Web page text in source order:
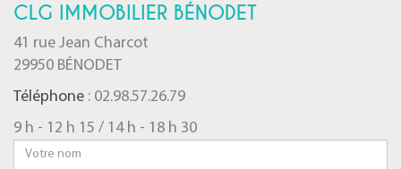
CLG IMMOBILIER BÉNODET
41 rue Jean Charcot
29950 BÉNODET
Téléphone : 02.98.57.26.79
9 h - 12 h 15 / 14 h - 18 h 30